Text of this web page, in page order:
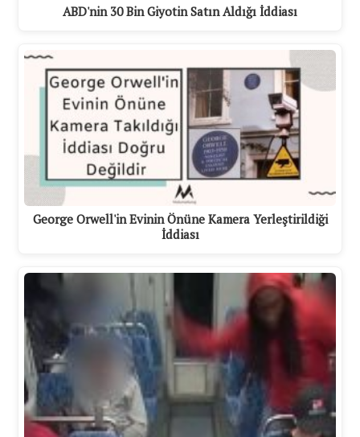
ABD'nin 30 Bin Giyotin Satın Aldığı İddiası
George Orwell'in Evinin Önüne Kamera Yerleştirildiği
İddiası